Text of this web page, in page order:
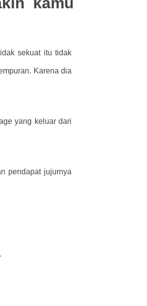
sekuat itu tidak
Karena dia
yang keluar dari
pendapat jujurnya